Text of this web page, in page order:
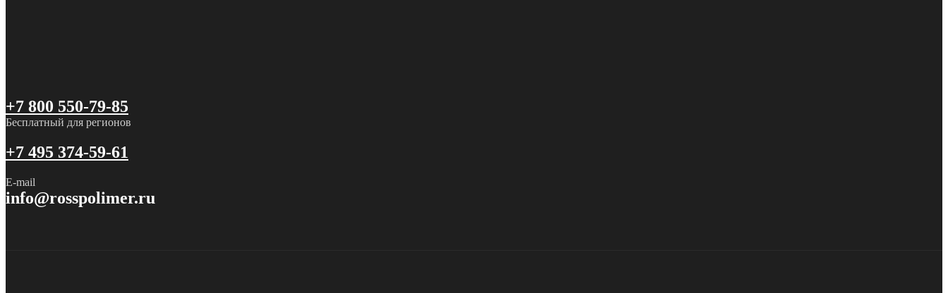
+7 800 550-79-85
Бесплатный для регионов
+7 495 374-59-61
E-mail
info@rosspolimer.ru